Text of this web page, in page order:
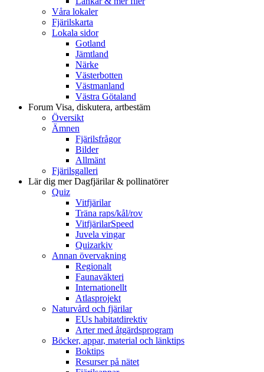
Våra lokaler
Fjärilskarta
Lokala sidor
Gotland
Jämtland
Närke
Västerbotten
Västmanland
Västra Götaland
Forum Visa, diskutera, artbestäm
Översikt
Ämnen
Fjärilsfrågor
Bilder
Allmänt
Fjärilsgalleri
Lär dig merDagfjärilar & pollinatörer
Quiz
Vitfjärilar
Träna raps/kål/rov
VitfjärilarSpeed
Juvela vingar
Quizarkiv
Annan övervakning
Regionalt
Faunaväkteri
Internationellt
Atlasprojekt
Naturvård och fjärilar
EUs habitatdirektiv
Arter med åtgärdsprogram
Böcker, appar, material och länktips
Boktips
Resurser på nätet